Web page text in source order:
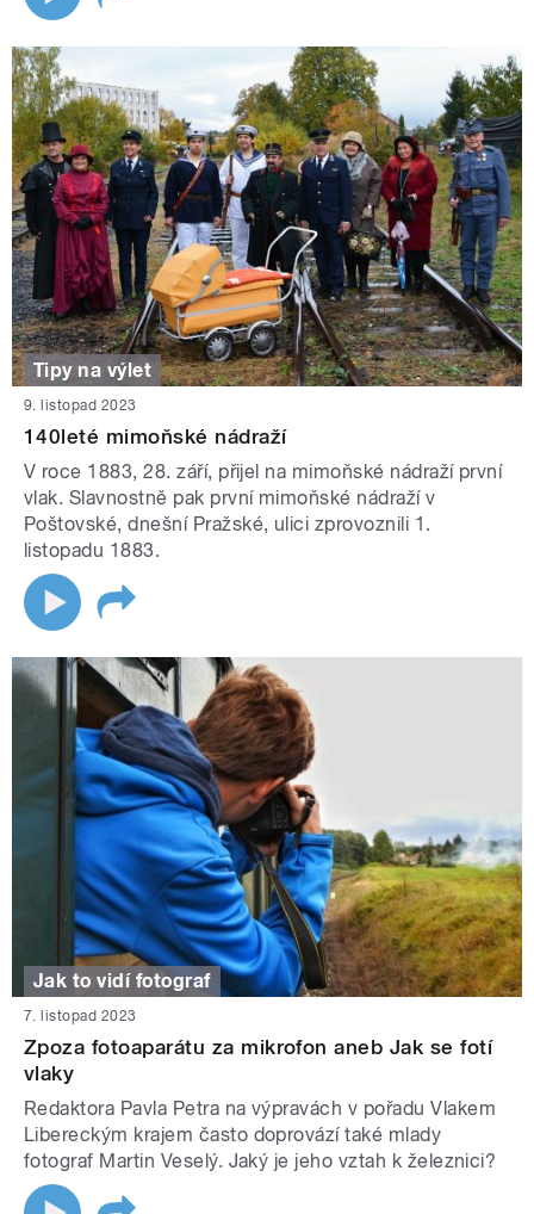
Tipy na výlet
9. listopad 2023
140leté mimoňské nádraží
V roce 1883, 28. září, přijel na mimoňské nádraží první
vlak. Slavnostně pak první mimoňské nádraží v
Poštovské, dnešní Pražské, ulici zprovoznili 1.
listopadu 1883.
Jak to vidí fotograf
7. listopad 2023
Zpoza fotoaparátu za mikrofon aneb Jak se fotí
vlaky
Redaktora Pavla Petra na výpravách v pořadu Vlakem
Libereckým krajem často doprovází také mlady
fotograf Martin Veselý. Jaký je jeho vztah k železnici?